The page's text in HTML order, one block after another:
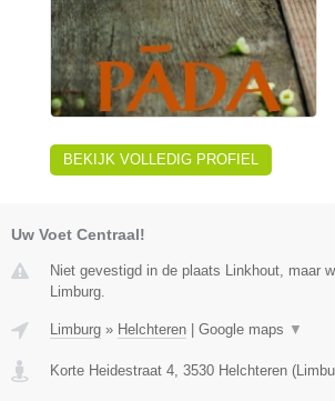
BEKIJK VOLLEDIG PROFIEL
Uw Voet Centraal!
Niet gevestigd in de plaats Linkhout, maar
Limburg.
Limburg » Helchteren Google maps ▼
Korte Heidestraat 4 3530 Helchteren (